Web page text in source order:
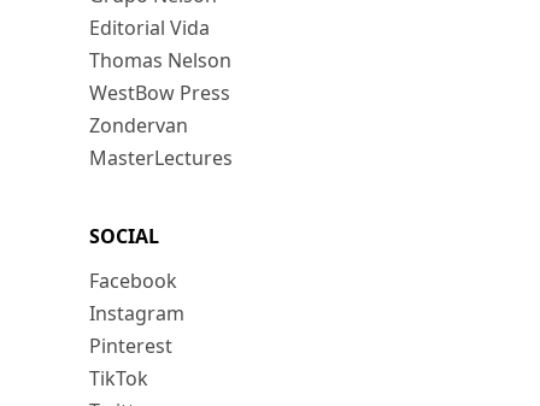
Editorial Vida
Thomas Nelson
WestBow Press
Zondervan
MasterLectures
SOCIAL
Facebook
Instagram
Pinterest
TikTok